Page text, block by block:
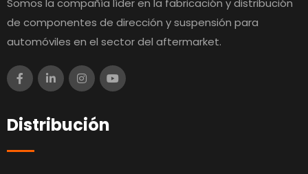
Somos la compañía líder en la fabricación y distribución
de componentes de dirección y suspensión para
automóviles en el sector del aftermarket.
Distribución